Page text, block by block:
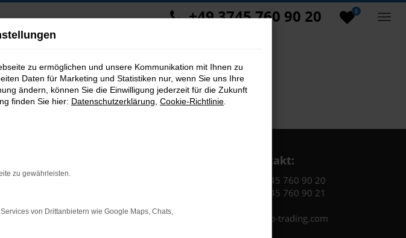
0
+49 3745 760 90 20
GmbH
Vogtland
Kontakt:
Tel.: +49 3745 760 90 20
Fax: +49 3745 760 90 21
Mail: fj@jakob-trading.com
zu ermöglichen und unsere Kommunikation mit Ihnen zu
Daten für Marketing und Statistiken nur, wenn Sie uns Ihre
ändern, können Sie die Einwilligung jederzeit für die Zukunft
finden Sie hier: Datenschutzerklärung Cookie-Richtlinie
zu gewährleisten.
von Drittanbietern wie Google Maps, Chats,